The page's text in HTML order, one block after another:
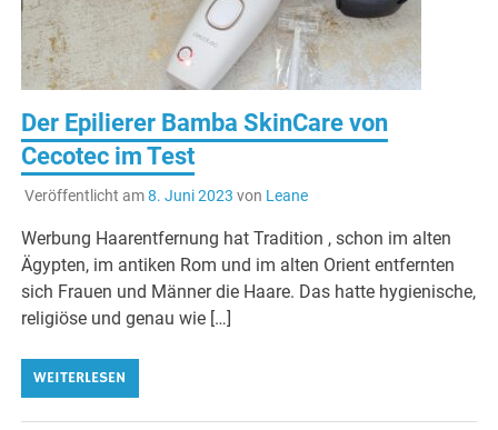
Der Epilierer Bamba SkinCare von
Cecotec im Test
Veröffentlicht am8. Juni 2023 von Leane
Werbung Haarentfernung hat Tradition , schon im alten
Ägypten, im antiken Rom und im alten Orient entfernten
sich Frauen und Männer die Haare. Das hatte hygienische,
religiöse und genau wie […]
WEITERLESEN